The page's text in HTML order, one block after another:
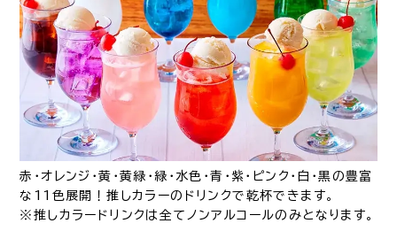
赤・オレンジ・黄・黄緑・緑・水色・青・紫・ピンク・白・黒の豊富
な11色展開！推しカラーのドリンクで乾杯できます。
※推しカラードリンクは全てノンアルコールのみとなります。